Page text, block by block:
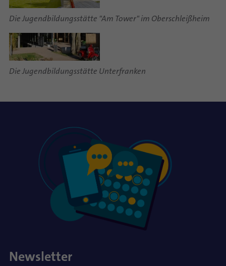
Die Jugendbildungsstätte "Am Tower" im Oberschleißheim
Die Jugendbildungsstätte Unterfranken
Newsletter